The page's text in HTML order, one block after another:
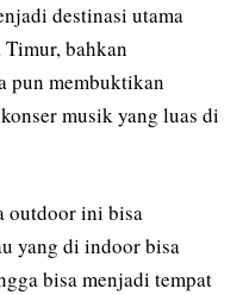
destinasi utama
Timur, bahkan
pun membuktikan
musik yang luas di
outdoor ini bisa
yang di indoor bisa
bisa menjadi tempat